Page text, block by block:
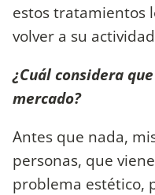
estos tratamientos
volver a su
¿Cuál considera
mercado?
Antes que nada,
personas, que
problema estético,